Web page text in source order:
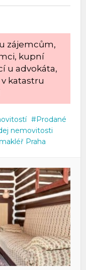
zájemcům,
kupní
u advokáta,
katastru
Prodané
nemovitosti
Praha